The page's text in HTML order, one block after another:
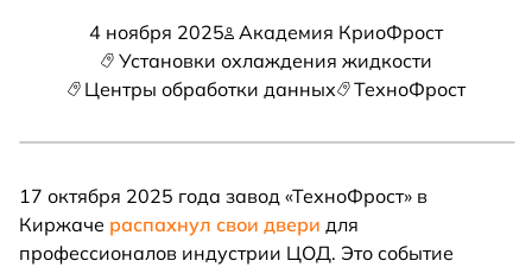
4 ноября 2025
Академия КриоФрост
Установки охлаждения жидкости
Центры обработки данных
ТехноФрост
17 октября 2025 года завод «ТехноФрост» в
Киржаче распахнул свои двери для
профессионалов индустрии ЦОД. Это событие